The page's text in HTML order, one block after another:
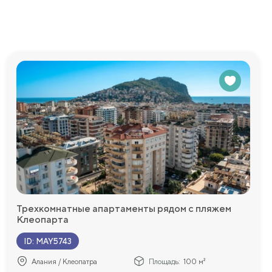
Трехкомнатные апартаменты рядом с пляжем
Клеопарта
ID: MAY5743
Алания / Клеопатра Площадь: 100 м²